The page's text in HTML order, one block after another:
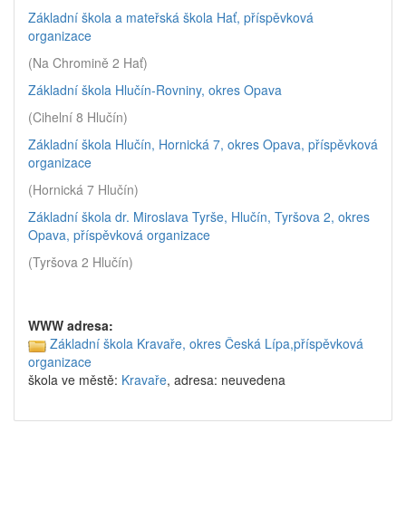
Základní škola a mateřská škola Hať, příspěvková
organizace
(Na Chromině 2 Hať)
Základní škola Hlučín-Rovniny, okres Opava
(Cihelní 8 Hlučín)
Základní škola Hlučín, Hornická 7, okres Opava, příspěvková
organizace
(Hornická 7 Hlučín)
Základní škola dr. Miroslava Tyrše, Hlučín, Tyršova 2, okres
Opava, příspěvková organizace
(Tyršova 2 Hlučín)
WWW adresa:
Základní škola Kravaře, okres Česká Lípa,příspěvková
organizace
škola ve městě: Kravaře, adresa: neuvedena